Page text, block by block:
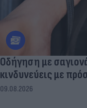
Οδήγηση με
κινδυνεύεις με
09.08.2026